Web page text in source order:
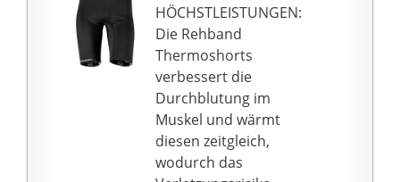
HÖCHSTLEISTUNGEN:
Die Rehband
Thermoshorts
verbessert die
Durchblutung im
Muskel und wärmt
diesen zeitgleich,
wodurch das